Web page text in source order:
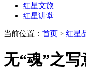
红星文旅
红星讲堂
当前位置： 首页 > 红星
无“魂”之